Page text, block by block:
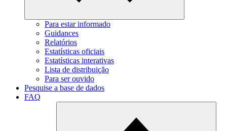
Para estar informado
Guidances
Relatórios
Estatísticas oficiais
Estatísticas interativas
Lista de distribuição
Para ser ouvido
Pesquise a base de dados
FAQ